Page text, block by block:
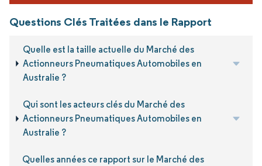
Questions Clés Traitées dans le Rapport
Quelle est la taille actuelle du Marché des
Actionneurs Pneumatiques Automobiles en
Australie ?
Qui sont les acteurs clés du Marché des
Actionneurs Pneumatiques Automobiles en
Australie ?
Quelles années ce rapport sur le Marché des